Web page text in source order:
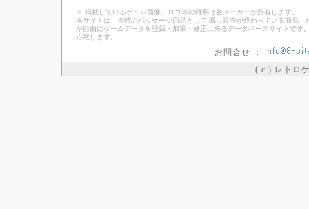
※ 掲載しているゲーム画像、ロゴ等の権利は各メーカーが所有します。
本サイトは、当時のパッケージ商品として 既に販売が終わっている商品
が自由にゲームデータを登録・加筆・修正出来るデータベースサイトで
応致します。
お問合せ ：
( c ) レトロ